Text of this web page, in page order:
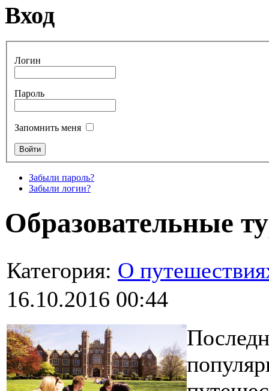
Вход
Логин
Пароль
Запомнить меня
Забыли пароль?
Забыли логин?
Образовательные
Категория: О
16.10.2016 00:44